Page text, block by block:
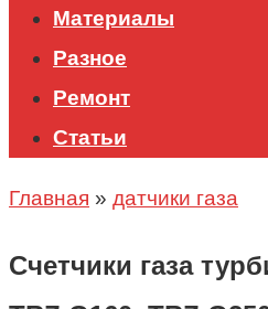
Материалы
Разное
Ремонт
Статьи
Главная » датчики газа
Счетчики газа